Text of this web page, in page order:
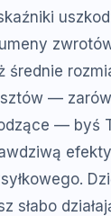
średnie
—
— byś
słabo